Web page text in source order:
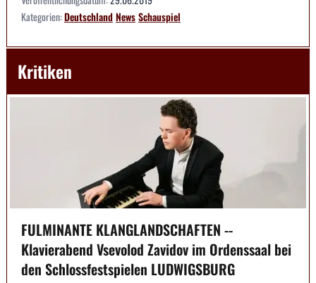
Kategorien:DeutschlandNewsSchauspiel
Kritiken
FULMINANTE KLANGLANDSCHAFTEN --
Klavierabend Vsevolod Zavidov im Ordenssaal bei
den Schlossfestspielen LUDWIGSBURG